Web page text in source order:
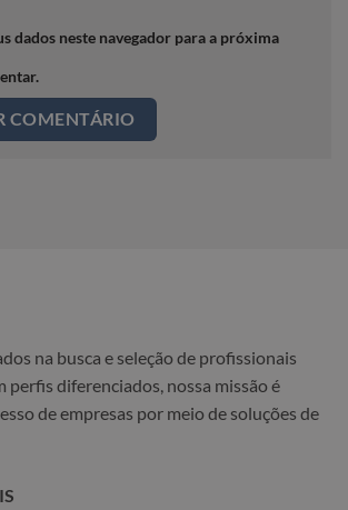
dados neste navegador para a próxima
na busca e seleção de profissionais
perfis diferenciados, nossa missão é
de empresas por meio de soluções de